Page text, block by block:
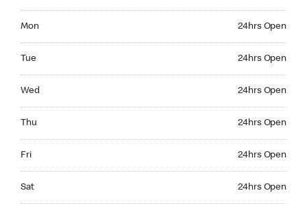
Mon 24hrs Open
Tue 24hrs Open
Wed 24hrs Open
Thu 24hrs Open
Fri 24hrs Open
Sat 24hrs Open